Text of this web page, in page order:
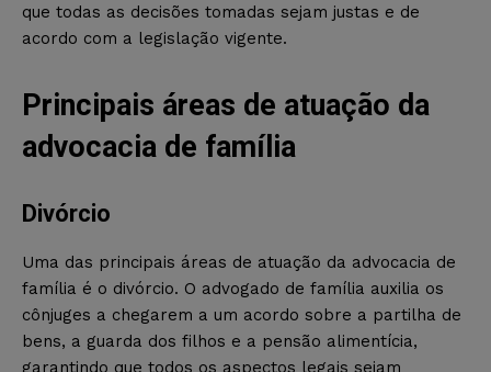
que todas as decisões tomadas sejam justas e de
acordo com a legislação vigente.
Principais áreas de atuação da
advocacia de família
Divórcio
Uma das principais áreas de atuação da advocacia de
família é o divórcio. O advogado de família auxilia os
cônjuges a chegarem a um acordo sobre a partilha de
bens, a guarda dos filhos e a pensão alimentícia,
garantindo que todos os aspectos legais sejam